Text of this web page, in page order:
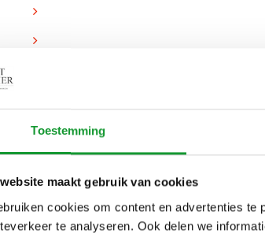
Toestemming
website maakt gebruik van cookies
cookies om content en advertenties
te analyseren. Ook delen we